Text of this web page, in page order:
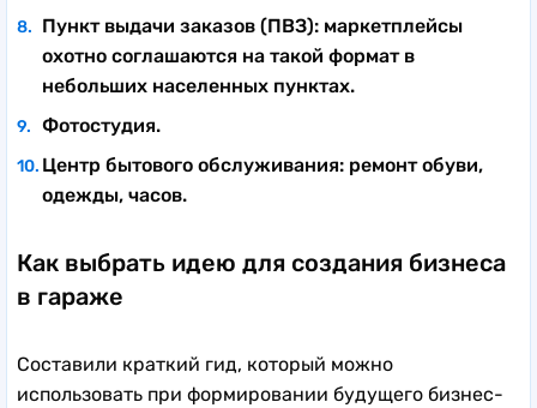
Пункт выдачи заказов (ПВЗ): маркетплейсы
охотно соглашаются на такой формат в
небольших населенных пунктах.
Фотостудия.
Центр бытового обслуживания: ремонт обуви,
одежды, часов.
Как выбрать идею для создания бизнеса
в гараже
Составили краткий гид, который можно
использовать при формировании будущего бизнес-